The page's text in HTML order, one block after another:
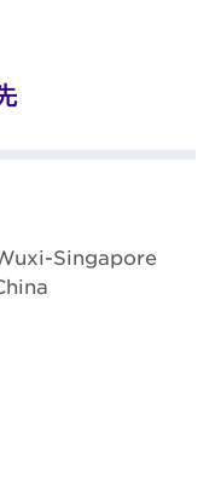
Singapore